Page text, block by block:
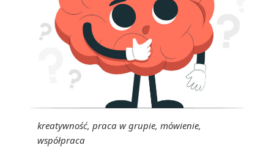
kreatywność, praca w grupie, mówienie,
współpraca